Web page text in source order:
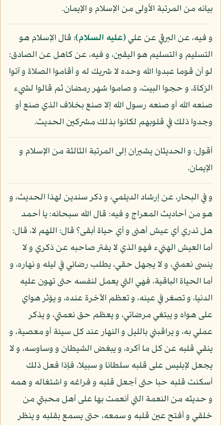
بيانه من المرتبة الأولى من الإسلام و الإيمان.
و فيه، عن البرقي عن علي(عليه السلام): قال الإسلام هو
التسليم و التسليم هو اليقين، و فيه، عن كاهل عن الصادق:
لو أن قوما عبدوا الله وحده لا شريك له و أقاموا الصلاة و آتوا
الزكاة، و حجوا البيت، و صاموا شهر رمضان ثم قالوا لشيء
صنعه الله أو صنعه رسول الله إلا صنع بخلاف الذي صنع أو
وجدوا ذلك في قلوبهم لكانوا بذلك مشركين الحديث.
أقول: و الحديثان يشيران إلى المرتبة الثالثة من الإسلام و
الإيمان.
و في البحار، عن إرشاد الديلمي، و ذكر سندين لهذا الحديث، و
هو من أحاديث المعراج و فيه: قال الله سبحانه: يا أحمد
هل تدري أي عيش أهنى و أي حياة أبقى؟ قال: اللهم لا، قال:
أما العيش الهنيء فهو الذي لا يفتر صاحبه عن ذكري و لا
ينسى نعمتي، و لا يجهل حقي، يطلب رضائي في ليله و نهاره، و
أما الحياة الباقية، فهي التي يعمل لنفسه حتى تهون عليه
الدنيا، و تصغر في عينه، و تعظم الآخرة عنده، و يؤثر هواي
على هواه و يبتغي مرضاتي، و يعظم حق نعمتي، و يذكر
عملي به، و يراقبني بالليل و النهار عند كل سيئة أو معصية، و
ينقي قلبه عن كل ما أكره، و يبغض الشيطان و وساوسه، و لا
يجعل لإبليس على قلبه سلطانا و سبيلا، فإذا فعل ذلك
أسكنت قلبه حبا حتى أجعل قلبه و فراغه و اشتغاله و همه
و حديثه من النعمة التي أنعمت بها على أهل محبتي من
خلقي و أفتح عين قلبه و سمعه، حتى يسمع بقلبه و ينظر